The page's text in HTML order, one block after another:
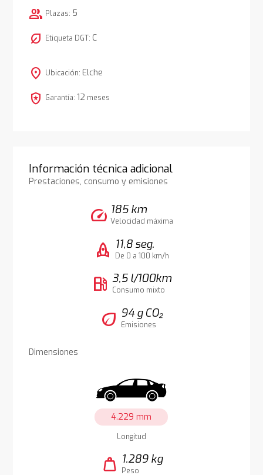
group Plazas: 5
nest_eco_leaf Etiqueta DGT: C
location_on Ubicación: Elche
local_police Garantía: 12 meses
Información técnica adicional
Prestaciones, consumo y emisiones
speed 185 km
Velocidad máxima
rocket 11,8 seg.
De 0 a 100 km/h
local_gas_station 3,5 l/100km
Consumo mixto
eco 94 g CO₂
Emisiones
Dimensiones
4.229 mm
Longitud
weight 1.289 kg
Peso